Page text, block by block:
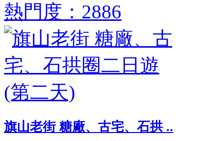
熱門度：2886
旗山老街 糖廠、古宅、石拱 ..